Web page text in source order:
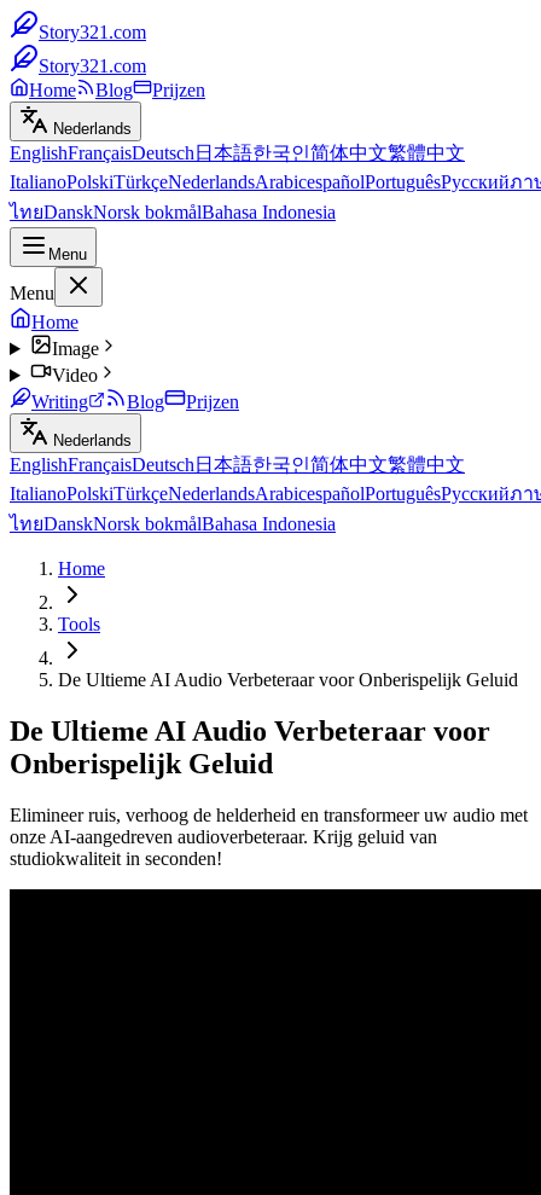
Story321.com
Story321.com
Home
Blog Prijzen
Nederlands
EnglishFrançaisDeutsch 日本語한국인简体中文繁體中文
ItalianoPolskiTürkçeNederlandsArabicespañolPortuguêsРусскийภา
ไทยDanskNorsk bokmålBahasa Indonesia
Menu
Menu
Home
Image
Video
Writing
Blog Prijzen
Nederlands
EnglishFrançaisDeutsch 日本語한국인简体中文繁體中文
ItalianoPolskiTürkçeNederlandsArabicespañolPortuguêsРусскийภา
ไทยDanskNorsk bokmålBahasa Indonesia
Home
Tools
De Ultieme AI Audio Verbeteraar voor Onberispelijk Geluid
De Ultieme AI Audio Verbeteraar voor
Onberispelijk Geluid
Elimineer ruis, verhoog de helderheid en transformeer uw audio met
onze AI-aangedreven audioverbeteraar. Krijg geluid van
studiokwaliteit in seconden!